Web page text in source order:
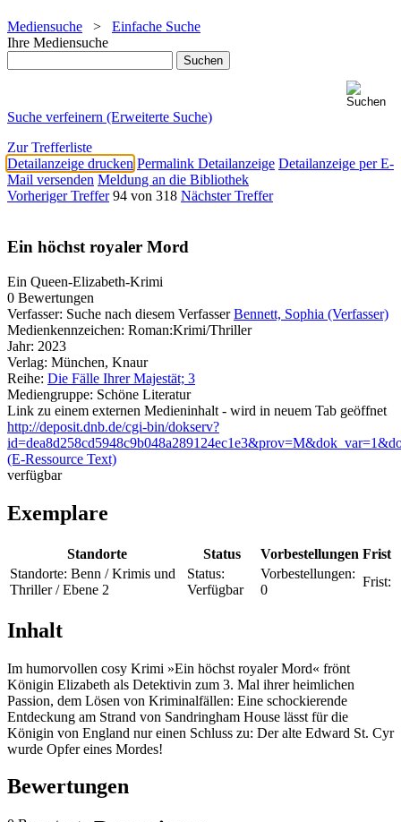
Mediensuche > Einfache Suche
Ihre Mediensuche
Suche verfeinern (Erweiterte Suche)
Zur Trefferliste
Detailanzeige drucken Permalink Detailanzeige Detailanzeige per E-
Mail versenden Meldung an die Bibliothek
Vorheriger Treffer 94 von 318 Nächster Treffer
Ein höchst royaler Mord
Ein Queen-Elizabeth-Krimi
0 Bewertungen
Verfasser: Suche nach diesem Verfasser Bennett, Sophia (Verfasser)
Medienkennzeichen: Roman:Krimi/Thriller
Jahr: 2023
Verlag: München, Knaur
Reihe: Die Fälle Ihrer Majestät; 3
Mediengruppe: Schöne Literatur
Link zu einem externen Medieninhalt - wird in neuem Tab geöffnet
http://deposit.dnb.de/cgi-bin/dokserv?
(E-Ressource Text)
verfügbar
Exemplare
Standorte Status Vorbestellungen Frist
Standorte: Benn / Krimis und
Thriller / Ebene 2
Status:
Verfügbar
Vorbestellungen:
0
Frist:
Inhalt
Im humorvollen cosy Krimi »Ein höchst royaler Mord« frönt
Königin Elizabeth als Detektivin zum 3. Mal ihrer heimlichen
Passion, dem Lösen von Kriminalfällen: Eine schockierende
Entdeckung am Strand von Sandringham House lässt für die
Königin von England nur einen Schluss zu: Der alte Edward St. Cyr
wurde Opfer eines Mordes!
Bewertungen